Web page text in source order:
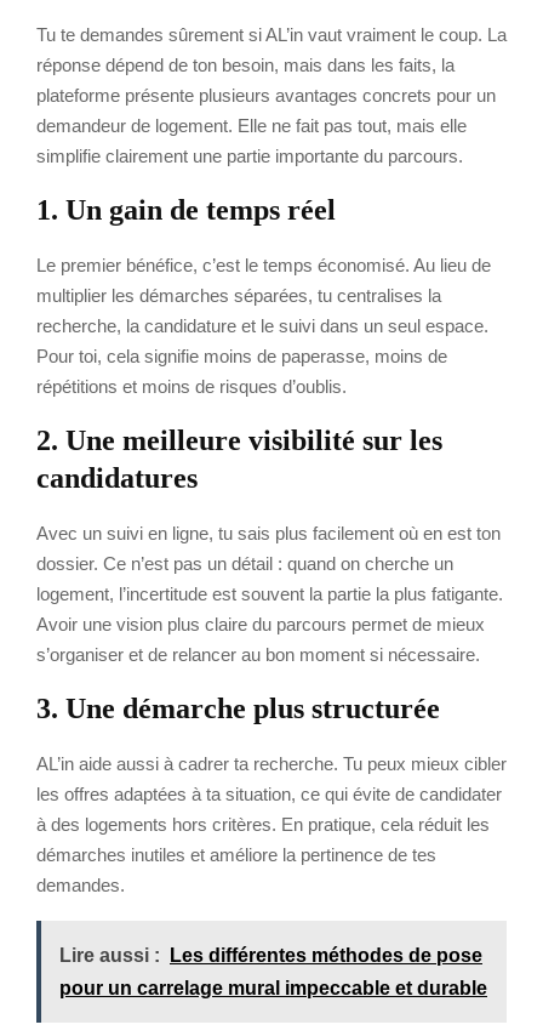
Tu te demandes sûrement si AL’in vaut vraiment le coup. La
réponse dépend de ton besoin, mais dans les faits, la
plateforme présente plusieurs avantages concrets pour un
demandeur de logement. Elle ne fait pas tout, mais elle
simplifie clairement une partie importante du parcours.
1. Un gain de temps réel
Le premier bénéfice, c’est le temps économisé. Au lieu de
multiplier les démarches séparées, tu centralises la
recherche, la candidature et le suivi dans un seul espace.
Pour toi, cela signifie moins de paperasse, moins de
répétitions et moins de risques d’oublis.
2. Une meilleure visibilité sur les
candidatures
Avec un suivi en ligne, tu sais plus facilement où en est ton
dossier. Ce n’est pas un détail : quand on cherche un
logement, l’incertitude est souvent la partie la plus fatigante.
Avoir une vision plus claire du parcours permet de mieux
s’organiser et de relancer au bon moment si nécessaire.
3. Une démarche plus structurée
AL’in aide aussi à cadrer ta recherche. Tu peux mieux cibler
les offres adaptées à ta situation, ce qui évite de candidater
à des logements hors critères. En pratique, cela réduit les
démarches inutiles et améliore la pertinence de tes
demandes.
Lire aussi :
Les différentes méthodes de pose
pour un carrelage mural impeccable et durable